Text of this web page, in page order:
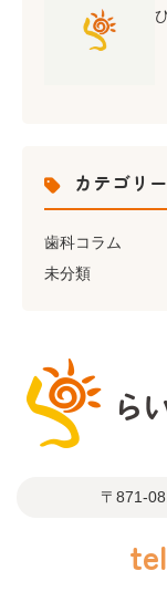
カテゴリー
歯科コラム
未分類
〒871-
tel